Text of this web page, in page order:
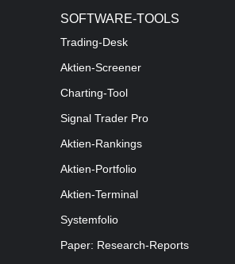
SOFTWARE-TOOLS
Trading-Desk
Aktien-Screener
Charting-Tool
Signal Trader Pro
Aktien-Rankings
Aktien-Portfolio
Aktien-Terminal
Systemfolio
Paper: Research-Reports